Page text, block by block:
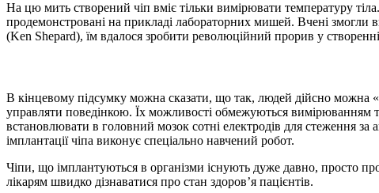
На цю мить створений чіп вміє тільки вимірювати температуру
продемонстровані на прикладі лабораторних мишей. Вчені змогли
(Ken Shepard), їм вдалося зробити революційний прорив у
В кінцевому підсумку можна сказати, що так, людей дійсно можна
управляти поведінкою. Їх можливості обмежуються вимірюванням
встановлювати в головний мозок сотні електродів для стеження за
імплантації чіпа виконує спеціально навчений робот.
Чіпи, що імплантуються в організми існують дуже давно, просто
лікарям швидко дізнаватися про стан здоров’я пацієнтів.